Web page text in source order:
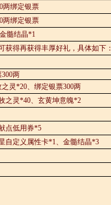
两绑定银票
两绑定银票
髓结晶*1
获得再获得丰厚好礼，具体如下：
300两
灵*20、绑定银票300两
之灵*40、玄黄坤意魄*2
点低用券*5
自定义属性卡*1、金髓结晶*3